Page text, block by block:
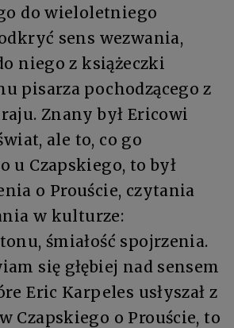
do wieloletniego
sens wezwania,
niego z książeczki
pisarza pochodzącego z
Znany był Ericowi
ale to, co go
u Czapskiego, to był
o Prouście, czytania
w kulturze:
śmiałość spojrzenia.
się głębiej nad sensem
Eric Karpeles usłyszał z
Czapskiego o Prouście, to